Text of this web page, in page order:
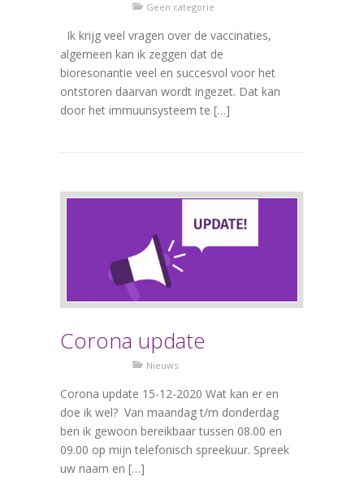
Geen categorie
Ik krijg veel vragen over de vaccinaties,
algemeen kan ik zeggen dat de
bioresonantie veel en succesvol voor het
ontstoren daarvan wordt ingezet. Dat kan
door het immuunsysteem te […]
Corona update
Nieuws
Corona update 15-12-2020 Wat kan er en
doe ik wel? Van maandag t/m donderdag
ben ik gewoon bereikbaar tussen 08.00 en
09.00 op mijn telefonisch spreekuur. Spreek
uw naam en […]